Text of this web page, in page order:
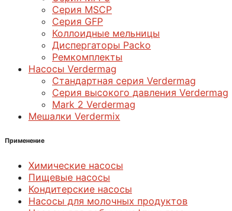
Серия MSCP
Серия GFP
Коллоидные мельницы
Диспергаторы Packo
Ремкомплекты
Насосы Verdermag
Стандартная серия Verdermag
Серия высокого давления Verdermag
Mark 2 Verdermag
Мешалки Verdermix
Применение
Химические насосы
Пищевые насосы
Кондитерские насосы
Насосы для молочных продуктов